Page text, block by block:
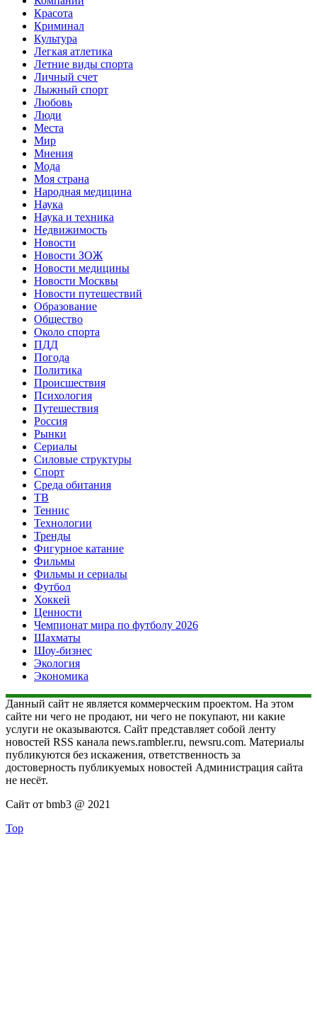
Красота
Криминал
Культура
Легкая атлетика
Летние виды спорта
Личный счет
Лыжный спорт
Любовь
Люди
Места
Мир
Мнения
Мода
Моя страна
Народная медицина
Наука
Наука и техника
Недвижимость
Новости
Новости ЗОЖ
Новости медицины
Новости Москвы
Новости путешествий
Образование
Общество
Около спорта
ПДД
Погода
Политика
Происшествия
Психология
Путешествия
Россия
Рынки
Сериалы
Силовые структуры
Спорт
Среда обитания
ТВ
Теннис
Технологии
Тренды
Фигурное катание
Фильмы
Фильмы и сериалы
Футбол
Хоккей
Ценности
Чемпионат мира по футболу 2026
Шахматы
Шоу-бизнес
Экология
Экономика
Данный сайт не является коммерческим проектом. На этом
сайте ни чего не продают, ни чего не покупают, ни какие
услуги не оказываются. Сайт представляет собой ленту
новостей RSS канала news.rambler.ru, newsru.com. Материалы
публикуются без искажения, ответственность за
достоверность публикуемых новостей Администрация сайта
не несёт.
Сайт от bmb3 @ 2021
Top